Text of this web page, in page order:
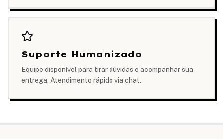
Suporte Humanizado
Equipe disponível para tirar dúvidas e acompanhar sua
entrega. Atendimento rápido via chat.